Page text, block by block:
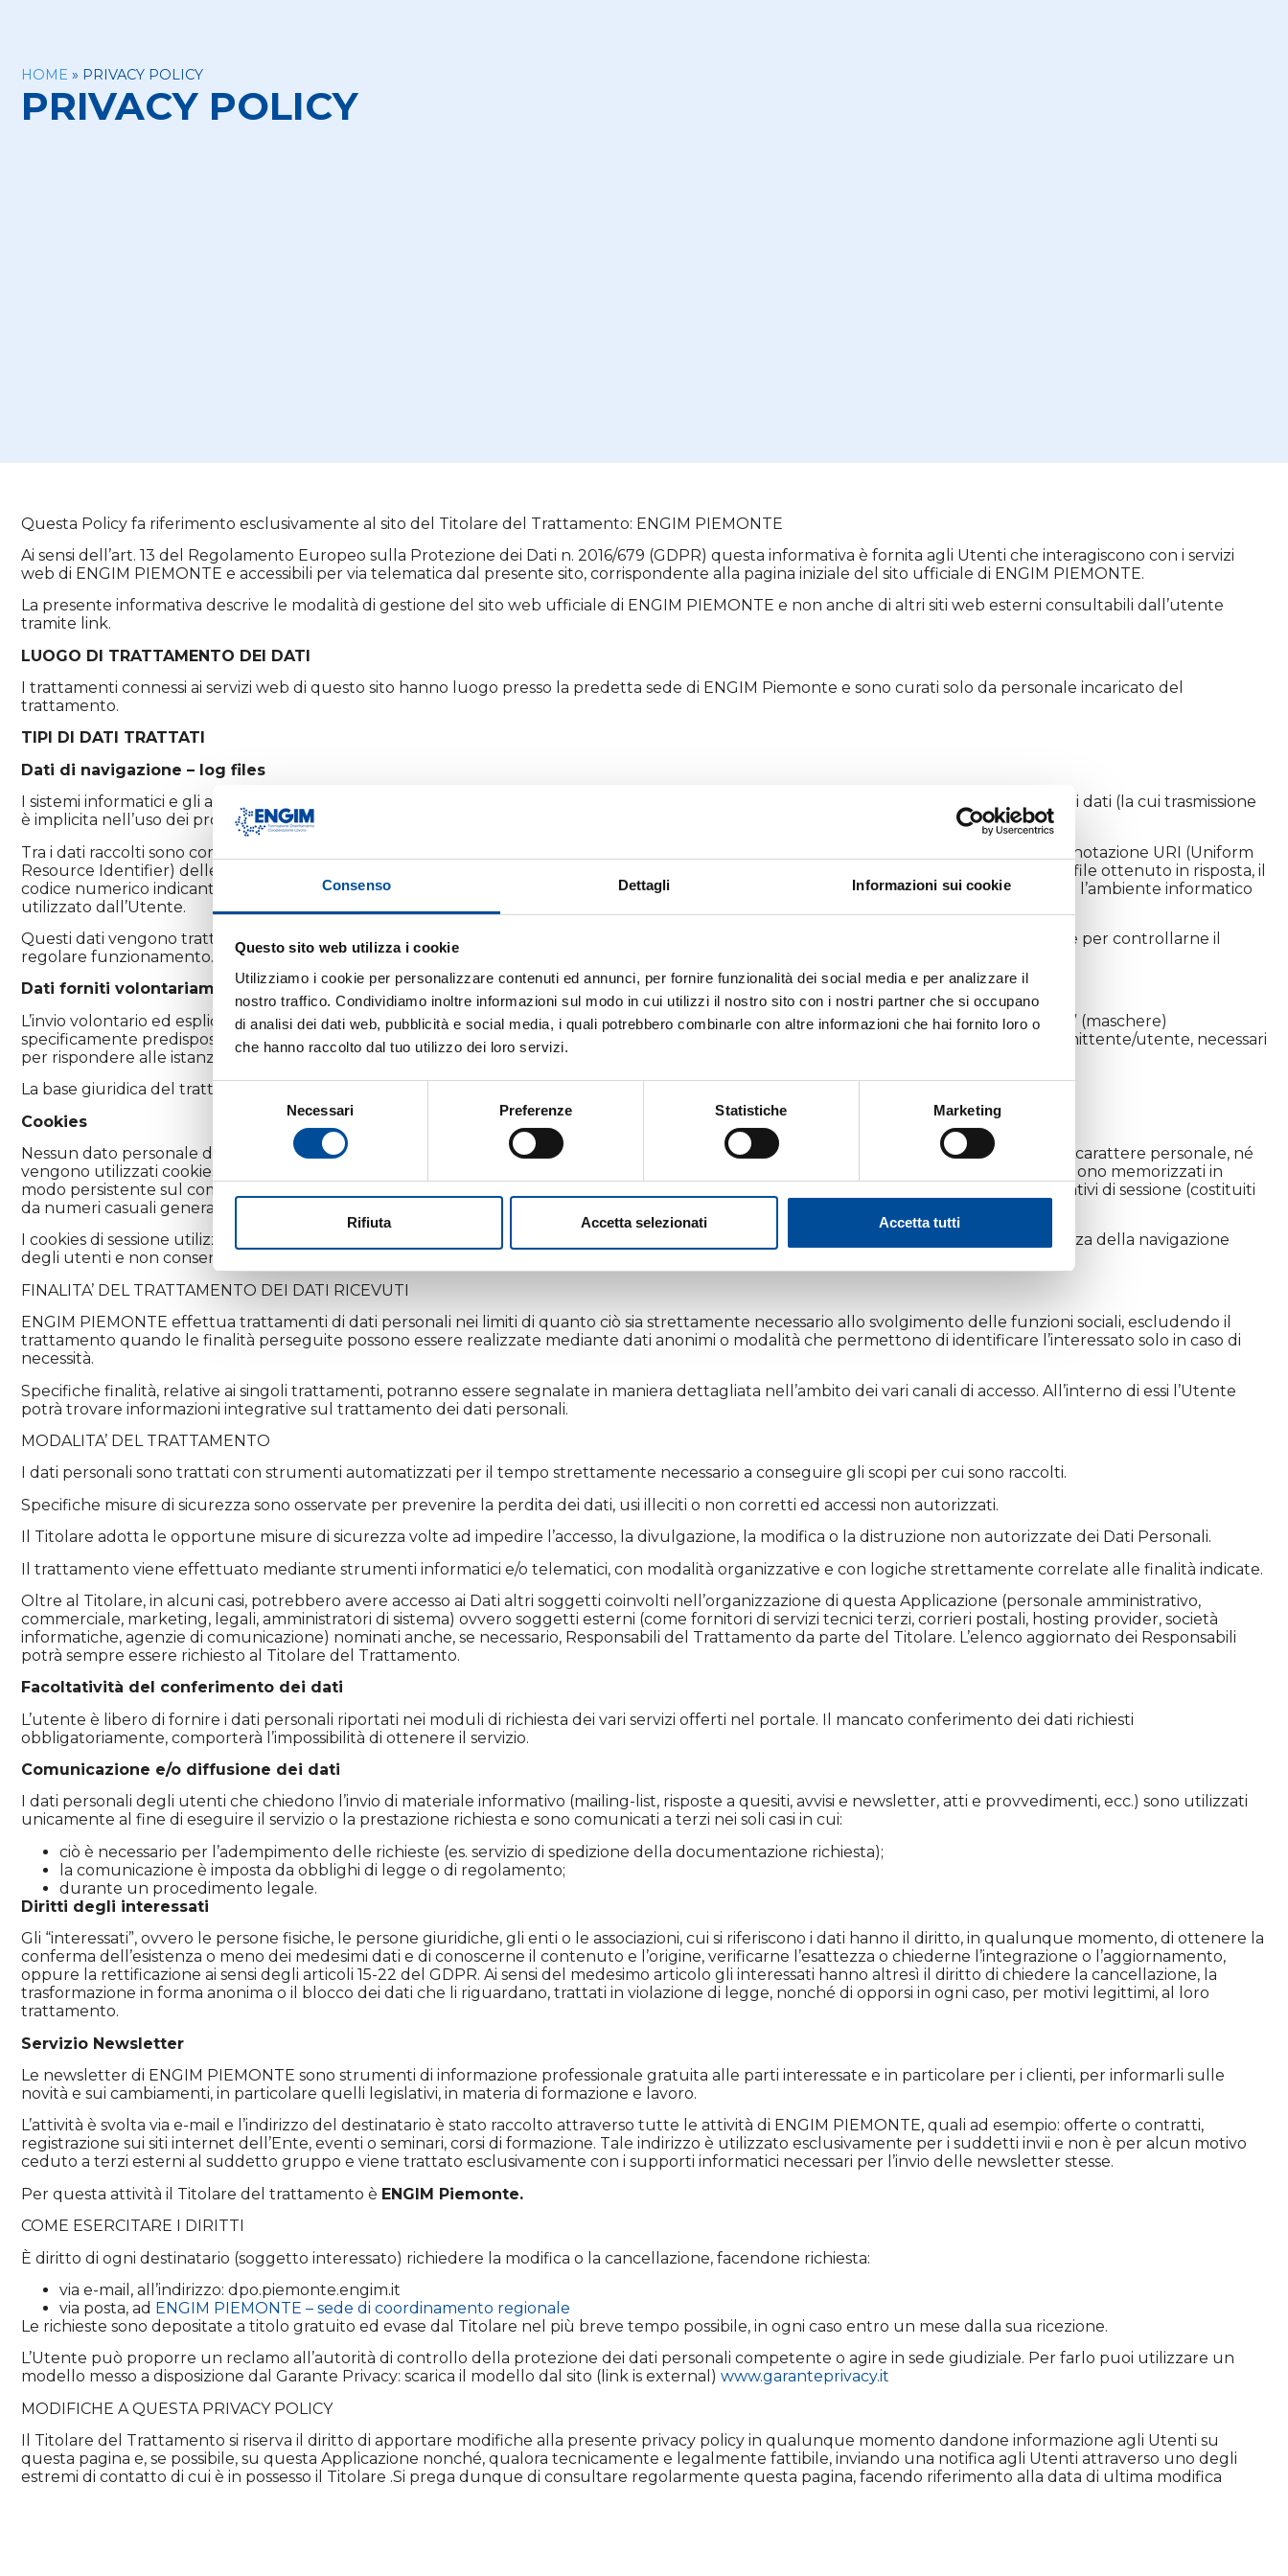
Consenso Dettagli Informazioni sui cookie
Questo sito web utilizza i cookie
Utilizziamo i cookie per personalizzare contenuti ed annunci, per fornire funzionalità dei social media e per analizzare il
nostro traffico. Condividiamo inoltre informazioni sul modo in cui utilizzi il nostro sito con i nostri partner che si occupano
di analisi dei dati web, pubblicità e social media, i quali potrebbero combinarle con altre informazioni che hai fornito loro o
che hanno raccolto dal tuo utilizzo dei loro servizi.
Selezione
Necessari Preferenze Statistiche Marketing
Rifiuta Accetta selezionati Accetta tutti
HOME » PRIVACY POLICY
PRIVACY POLICY
Questa Policy fa riferimento esclusivamente al sito del Titolare del Trattamento: ENGIM PIEMONTE
Ai sensi dell’art. 13 del Regolamento Europeo sulla Protezione dei Dati n. 2016/679 (GDPR) questa informativa è fornita agli Utenti che interagiscono con i servizi
web di ENGIM PIEMONTE e accessibili per via telematica dal presente sito, corrispondente alla pagina iniziale del sito ufficiale di ENGIM PIEMONTE.
La presente informativa descrive le modalità di gestione del sito web ufficiale di ENGIM PIEMONTE e non anche di altri siti web esterni consultabili dall’utente
tramite link.
LUOGO DI TRATTAMENTO DEI DATI
I trattamenti connessi ai servizi web di questo sito hanno luogo presso la predetta sede di ENGIM Piemonte e sono curati solo da personale incaricato del
trattamento.
TIPI DI DATI TRATTATI
Dati di navigazione – log files
I sistemi informatici e gli applicativi dedicati al funzionamento di questo sito web rilevano, nel corso del loro normale funzionamento, alcuni dati (la cui trasmissione
è implicita nell’uso dei protocolli di comunicazione di Internet) non associati a Utenti direttamente identificabili.
Tra i dati raccolti sono compresi gli indirizzi IP e i nomi di dominio dei computer utilizzati dagli Utenti che si connettono al sito, gli indirizzi in notazione URI (Uniform
Resource Identifier) delle risorse richieste, l’orario della richiesta, il metodo utilizzato nel sottoporre la richiesta al server, la dimensione del file ottenuto in risposta, il
codice numerico indicante lo stato della risposta data dal server (buon fine, errore, ecc.) ed altri parametri riguardanti il sistema operativo e l’ambiente informatico
utilizzato dall’Utente.
Questi dati vengono trattati, per il tempo strettamente necessario, al solo fine di ricavare informazioni statistiche anonime sull’uso del sito e per controllarne il
regolare funzionamento.
Dati forniti volontariamente dall’utente
L’invio volontario ed esplicito di posta elettronica agli indirizzi indicati nei differenti canali di accesso di questo sito, la compilazione dei “form” (maschere)
specificamente predisposti o mediante iscrizione alle nostre newsletter comportano la successiva acquisizione dell’indirizzo e dei dati del mittente/utente, necessari
per rispondere alle istanze prodotte e/o erogare il servizio richiesto.
La base giuridica del trattamento è il consenso espresso dall’utente che comporta la lettura della presente Politica e accettazione.
Cookies
Nessun dato personale degli utenti viene in proposito acquisito dal sito. Non viene fatto uso di cookies per la trasmissione di informazioni di carattere personale, né
vengono utilizzati cookies persistenti di alcun tipo, ovvero sistemi per il tracciamento degli utenti. L’uso di cookies di sessione (che non vengono memorizzati in
modo persistente sul computer dell’utente e svaniscono con la chiusura del browser) è strettamente limitato alla trasmissione di identificativi di sessione (costituiti
da numeri casuali generati dal server) necessari per consentire l’esplorazione sicura ed efficiente del sito.
I cookies di sessione utilizzati in questo sito evitano il ricorso ad altre tecniche informatiche potenzialmente pregiudizievoli per la riservatezza della navigazione
degli utenti e non consentono l’acquisizione di dati personali identificativi dell’utente.
FINALITA’ DEL TRATTAMENTO DEI DATI RICEVUTI
ENGIM PIEMONTE effettua trattamenti di dati personali nei limiti di quanto ciò sia strettamente necessario allo svolgimento delle funzioni sociali, escludendo il
trattamento quando le finalità perseguite possono essere realizzate mediante dati anonimi o modalità che permettono di identificare l’interessato solo in caso di
necessità.
Specifiche finalità, relative ai singoli trattamenti, potranno essere segnalate in maniera dettagliata nell’ambito dei vari canali di accesso. All’interno di essi l’Utente
potrà trovare informazioni integrative sul trattamento dei dati personali.
MODALITA’ DEL TRATTAMENTO
I dati personali sono trattati con strumenti automatizzati per il tempo strettamente necessario a conseguire gli scopi per cui sono raccolti.
Specifiche misure di sicurezza sono osservate per prevenire la perdita dei dati, usi illeciti o non corretti ed accessi non autorizzati.
Il Titolare adotta le opportune misure di sicurezza volte ad impedire l’accesso, la divulgazione, la modifica o la distruzione non autorizzate dei Dati Personali.
Il trattamento viene effettuato mediante strumenti informatici e/o telematici, con modalità organizzative e con logiche strettamente correlate alle finalità indicate.
Oltre al Titolare, in alcuni casi, potrebbero avere accesso ai Dati altri soggetti coinvolti nell’organizzazione di questa Applicazione (personale amministrativo,
commerciale, marketing, legali, amministratori di sistema) ovvero soggetti esterni (come fornitori di servizi tecnici terzi, corrieri postali, hosting provider, società
informatiche, agenzie di comunicazione) nominati anche, se necessario, Responsabili del Trattamento da parte del Titolare. L’elenco aggiornato dei Responsabili
potrà sempre essere richiesto al Titolare del Trattamento.
Facoltatività del conferimento dei dati
L’utente è libero di fornire i dati personali riportati nei moduli di richiesta dei vari servizi offerti nel portale. Il mancato conferimento dei dati richiesti
obbligatoriamente, comporterà l’impossibilità di ottenere il servizio.
Comunicazione e/o diffusione dei dati
I dati personali degli utenti che chiedono l’invio di materiale informativo (mailing-list, risposte a quesiti, avvisi e newsletter, atti e provvedimenti, ecc.) sono utilizzati
unicamente al fine di eseguire il servizio o la prestazione richiesta e sono comunicati a terzi nei soli casi in cui:
ciò è necessario per l’adempimento delle richieste (es. servizio di spedizione della documentazione richiesta);
la comunicazione è imposta da obblighi di legge o di regolamento;
durante un procedimento legale.
Diritti degli interessati
Gli “interessati”, ovvero le persone fisiche, le persone giuridiche, gli enti o le associazioni, cui si riferiscono i dati hanno il diritto, in qualunque momento, di ottenere la
conferma dell’esistenza o meno dei medesimi dati e di conoscerne il contenuto e l’origine, verificarne l’esattezza o chiederne l’integrazione o l’aggiornamento,
oppure la rettificazione ai sensi degli articoli 15-22 del GDPR. Ai sensi del medesimo articolo gli interessati hanno altresì il diritto di chiedere la cancellazione, la
trasformazione in forma anonima o il blocco dei dati che li riguardano, trattati in violazione di legge, nonché di opporsi in ogni caso, per motivi legittimi, al loro
trattamento.
Servizio Newsletter
Le newsletter di ENGIM PIEMONTE sono strumenti di informazione professionale gratuita alle parti interessate e in particolare per i clienti, per informarli sulle
novità e sui cambiamenti, in particolare quelli legislativi, in materia di formazione e lavoro.
L’attività è svolta via e-mail e l’indirizzo del destinatario è stato raccolto attraverso tutte le attività di ENGIM PIEMONTE, quali ad esempio: offerte o contratti,
registrazione sui siti internet dell’Ente, eventi o seminari, corsi di formazione. Tale indirizzo è utilizzato esclusivamente per i suddetti invii e non è per alcun motivo
ceduto a terzi esterni al suddetto gruppo e viene trattato esclusivamente con i supporti informatici necessari per l’invio delle newsletter stesse.
Per questa attività il Titolare del trattamento è ENGIM Piemonte.
COME ESERCITARE I DIRITTI
È diritto di ogni destinatario (soggetto interessato) richiedere la modifica o la cancellazione, facendone richiesta:
via e-mail, all’indirizzo: dpo.piemonte.engim.it
via posta, ad ENGIM PIEMONTE – sede di coordinamento regionale
Le richieste sono depositate a titolo gratuito ed evase dal Titolare nel più breve tempo possibile, in ogni caso entro un mese dalla sua ricezione.
L’Utente può proporre un reclamo all’autorità di controllo della protezione dei dati personali competente o agire in sede giudiziale. Per farlo puoi utilizzare un
modello messo a disposizione dal Garante Privacy: scarica il modello dal sito (link is external) www.garanteprivacy.it
MODIFICHE A QUESTA PRIVACY POLICY
Il Titolare del Trattamento si riserva il diritto di apportare modifiche alla presente privacy policy in qualunque momento dandone informazione agli Utenti su
questa pagina e, se possibile, su questa Applicazione nonché, qualora tecnicamente e legalmente fattibile, inviando una notifica agli Utenti attraverso uno degli
estremi di contatto di cui è in possesso il Titolare .Si prega dunque di consultare regolarmente questa pagina, facendo riferimento alla data di ultima modifica